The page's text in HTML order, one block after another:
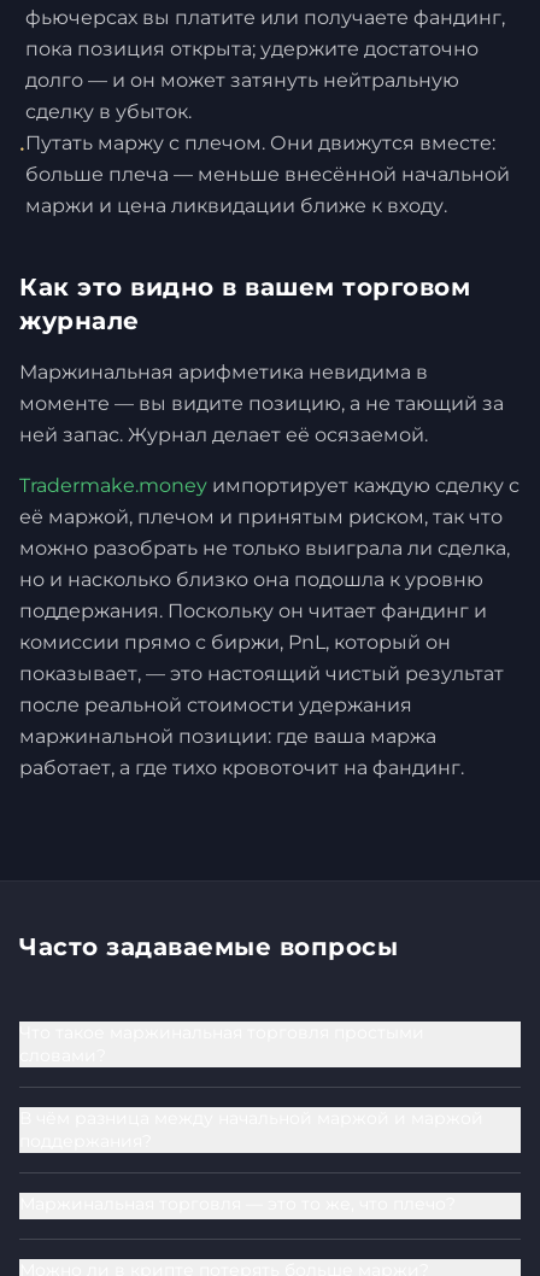
фьючерсах вы платите или получаете фандинг,
пока позиция открыта; удержите достаточно
долго — и он может затянуть нейтральную
сделку в убыток.
•Путать маржу с плечом. Они движутся вместе:
больше плеча — меньше внесённой начальной
маржи и цена ликвидации ближе к входу.
Как это видно в вашем торговом
журнале
Маржинальная арифметика невидима в
моменте — вы видите позицию, а не тающий за
ней запас. Журнал делает её осязаемой.
Tradermake.money импортирует каждую сделку с
её маржой, плечом и принятым риском, так что
можно разобрать не только выиграла ли сделка,
но и насколько близко она подошла к уровню
поддержания. Поскольку он читает фандинг и
комиссии прямо с биржи, PnL, который он
показывает, — это настоящий чистый результат
после реальной стоимости удержания
маржинальной позиции: где ваша маржа
работает, а где тихо кровоточит на фандинг.
Часто задаваемые вопросы